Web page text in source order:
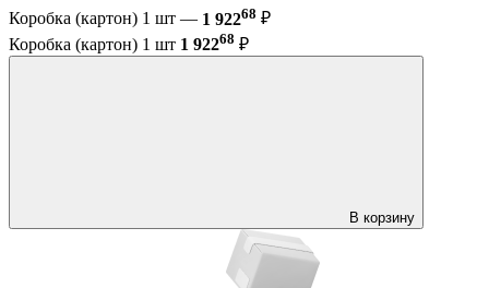
Коробка (картон) 1 шт — 1 92268 ₽
Коробка (картон) 1 шт 1 92268 ₽
В корзину